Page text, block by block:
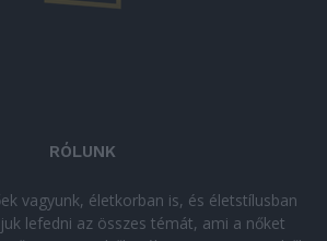
RÓLUNK
vagyunk, életkorban is, és életstílusban
lefedni az összes témát, ami a nőket